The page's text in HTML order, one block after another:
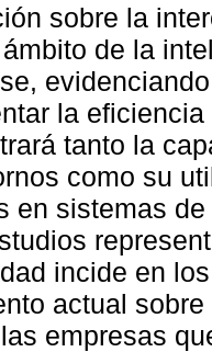
sobre la
de la
la
tanto la
como su
en sistemas
incide en
actual
empresas